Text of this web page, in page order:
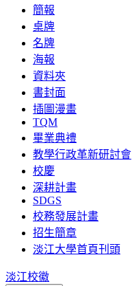
簡報
桌牌
名牌
海報
資料夾
書封面
插圖漫畫
TQM
畢業典禮
教學行政革新研討會
校慶
深耕計畫
SDGS
校務發展計畫
招生簡章
淡江大學首頁刊頭
淡江校徽